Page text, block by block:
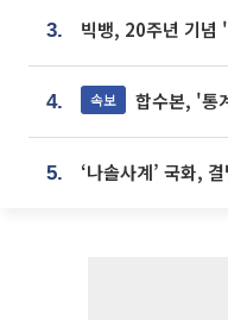
3.
4. 속보 합수본, '통계 조
5.